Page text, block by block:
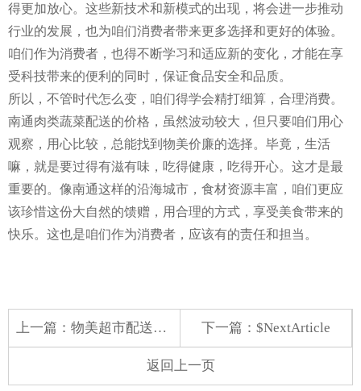
得更加放心。这些新技术和新模式的出现，将会进一步推动
行业的发展，也为咱们消费者带来更多选择和更好的体验。
咱们作为消费者，也得不断学习和适应新的变化，才能在享
受科技带来的便利的同时，保证食品安全和品质。
所以，不管时代怎么变，咱们得学会精打细算，合理消费。
南通肉类蔬菜配送的价格，虽然波动较大，但只要咱们用心
观察，用心比较，总能找到物美价廉的选择。毕竟，生活
嘛，就是要过得有滋有味，吃得健康，吃得开心。这才是最
重要的。像南通这样的沿海城市，食材资源丰富，咱们更应
该珍惜这份大自然的馈赠，用合理的方式，享受美食带来的
快乐。这也是咱们作为消费者，应该有的责任和担当。
上一篇： 物美超市配送蔬菜 下一篇：$NextArticle
返回上一页